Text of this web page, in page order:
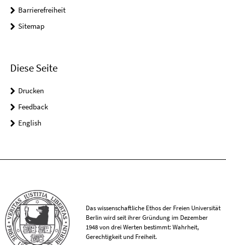
Barrierefreiheit
Sitemap
Diese Seite
Drucken
Feedback
English
Das wissenschaftliche Ethos der Freien Universität
Berlin wird seit ihrer Gründung im Dezember
1948 von drei Werten bestimmt: Wahrheit,
Gerechtigkeit und Freiheit.